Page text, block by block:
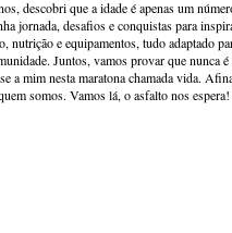
descobri que a idade é apenas um
jornada, desafios e conquistas para
e equipamentos, tudo adaptado
Juntos, vamos provar que nunca é
a mim nesta maratona chamada vida.
somos. Vamos lá, o asfalto nos espera!